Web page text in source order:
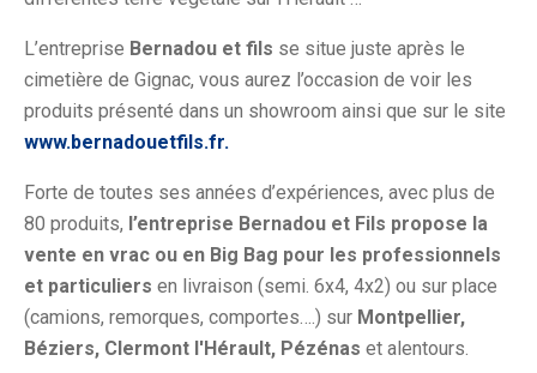
L’entreprise Bernadou et fils se situe juste après le
cimetière de Gignac, vous aurez l’occasion de voir les
produits présenté dans un showroom ainsi que sur le site
www.bernadouetfils.fr.
Forte de toutes ses années d’expériences, avec plus de
80 produits, l’entreprise Bernadou et Fils propose la
vente en vrac ou en Big Bag pour les professionnels
et particuliers en livraison (semi. 6x4, 4x2) ou sur place
(camions, remorques, comportes….) sur Montpellier,
Béziers, Clermont l'Hérault, Pézénas et alentours.